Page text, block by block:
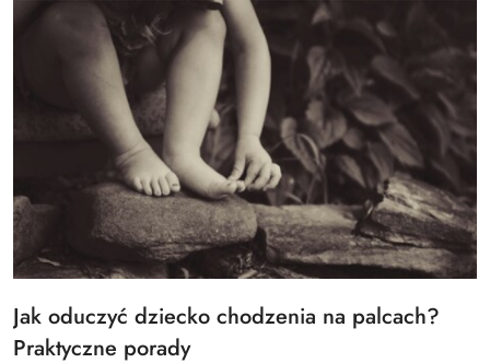
Tytuł
artykułu:
Jak oduczyć dziecko chodzenia na palcach?
Praktyczne porady